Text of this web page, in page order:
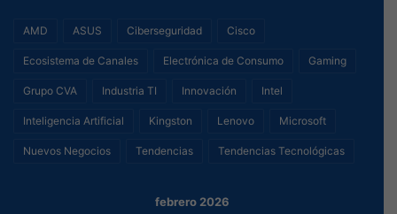
AMD ASUS Ciberseguridad Cisco
Ecosistema de Canales Electrónica de Consumo Gaming
Grupo CVA Industria TI Innovación Intel
Inteligencia Artificial Kingston Lenovo Microsoft
Nuevos Negocios Tendencias Tendencias Tecnológicas
febrero 2026